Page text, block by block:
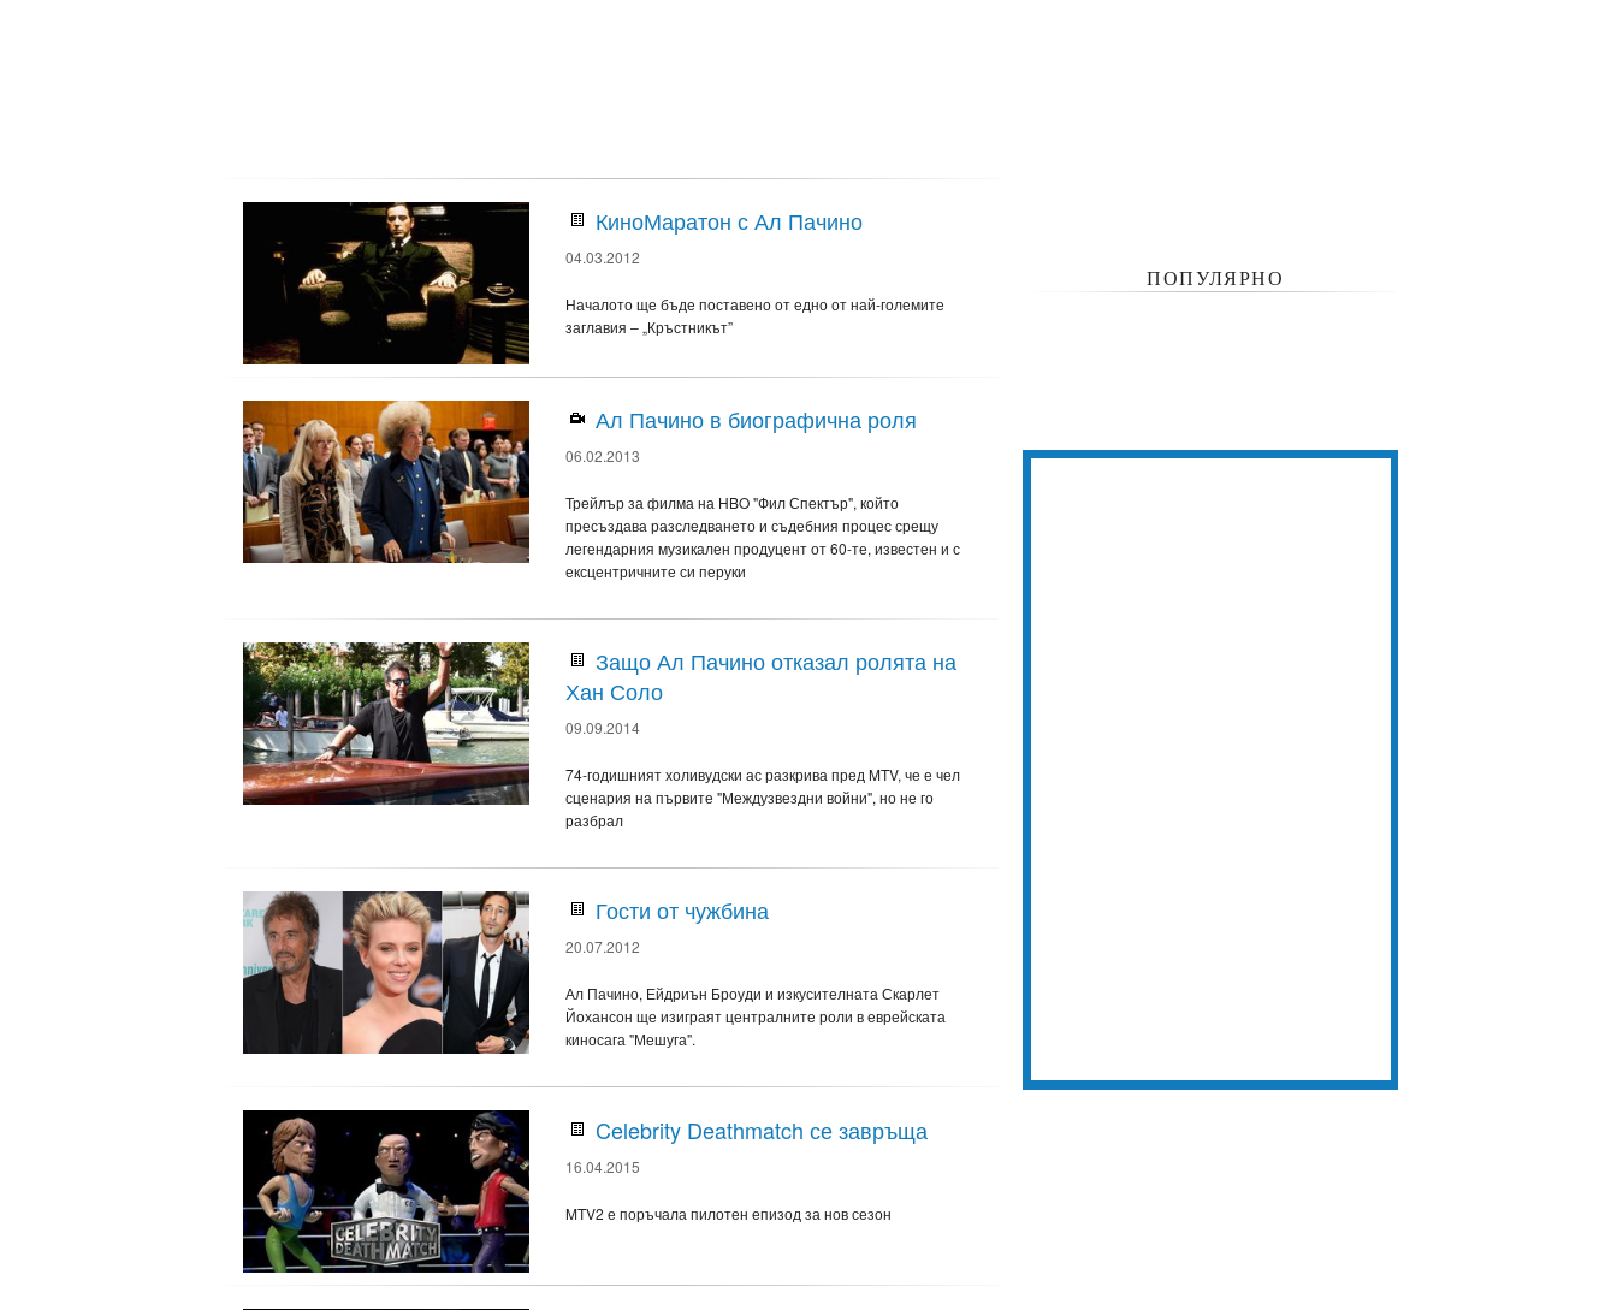
КиноМаратон с Ал Пачино
04.03.2012
Началото ще бъде поставено от едно от най-големите
заглавия – „Кръстникът”
Ал Пачино в биографична роля
06.02.2013
Трейлър за филма на HBO "Фил Спектър", който
пресъздава разследването и съдебния процес срещу
легендарния музикален продуцент от 60-те, известен и с
ексцентричните си перуки
Защо Ал Пачино отказал ролята на
Хан Соло
09.09.2014
74-годишният холивудски ас разкрива пред MTV, че е чел
сценария на първите "Междузвездни войни", но не го
разбрал
Гости от чужбина
20.07.2012
Ал Пачино, Ейдриън Броуди и изкусителната Скарлет
Йохансон ще изиграят централните роли в еврейската
киносага "Мешуга".
Celebrity Deathmatch се завръща
16.04.2015
MTV2 е поръчала пилотен епизод за нов сезон
ПОПУЛЯРНО